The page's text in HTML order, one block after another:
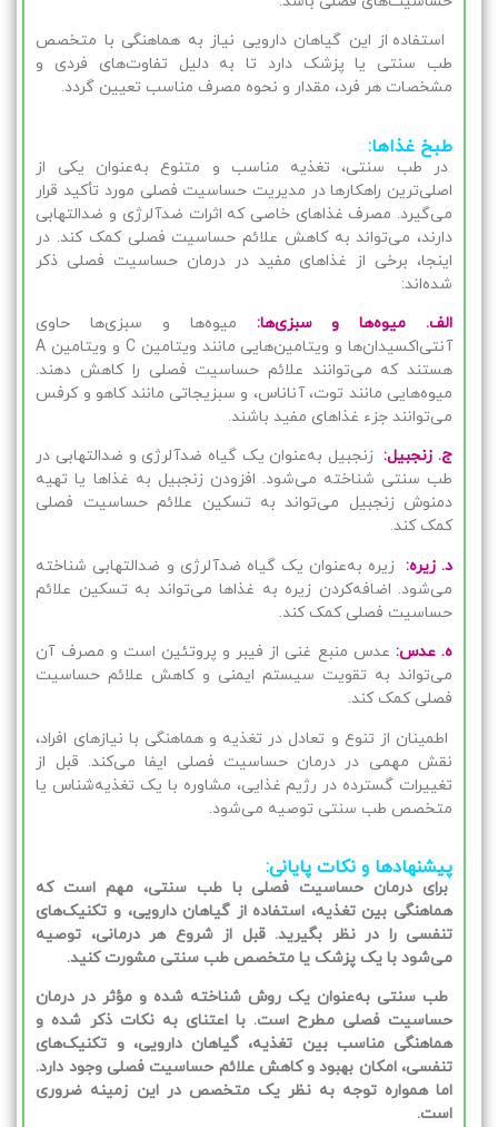
استفاده از این گیاهان دارویی نیاز به هماهنگی با متخصص
طب سنتی یا پزشک دارد تا به دلیل تفاوت‌های فردی و
مشخصات هر فرد، مقدار و نحوه مصرف مناسب تعیین گردد.
طبخ غذاها:
در طب سنتی، تغذیه مناسب و متنوع به‌عنوان یکی از
اصلی‌ترین راهکارها در مدیریت حساسیت فصلی مورد تأکید قرار
می‌گیرد. مصرف غذاهای خاصی که اثرات ضدآلرژی و ضدالتهابی
دارند، می‌تواند به کاهش علائم حساسیت فصلی کمک کند. در
اینجا، برخی از غذاهای مفید در درمان حساسیت فصلی ذکر
شده‌اند:
الف. میوه‌ها و سبزی‌ها:میوه‌ها و سبزی‌ها حاوی
آنتی‌اکسیدان‌ها و ویتامین‌هایی مانند ویتامین C و ویتامین A
هستند که می‌توانند علائم حساسیت فصلی را کاهش دهند.
میوه‌هایی مانند توت، آناناس، و سبزیجاتی مانند کاهو و کرفس
می‌توانند جزء غذاهای مفید باشند.
ج. زنجبیل: زنجبیل به‌عنوان یک گیاه ضدآلرژی و ضدالتهابی در
طب سنتی شناخته می‌شود. افزودن زنجبیل به غذاها یا تهیه
دمنوش زنجبیل می‌تواند به تسکین علائم حساسیت فصلی
کمک کند.
د. زیره: زیره به‌عنوان یک گیاه ضدآلرژی و ضدالتهابی شناخته
می‌شود. اضافه‌کردن زیره به غذاها می‌تواند به تسکین علائم
حساسیت فصلی کمک کند.
ه. عدس:عدس منبع غنی از فیبر و پروتئین است و مصرف آن
می‌تواند به تقویت سیستم ایمنی و کاهش علائم حساسیت
فصلی کمک کند.
اطمینان از تنوع و تعادل در تغذیه و هماهنگی با نیازهای افراد،
نقش مهمی در درمان حساسیت فصلی ایفا می‌کند. قبل از
تغییرات گسترده در رژیم غذایی، مشاوره با یک تغذیه‌شناس یا
متخصص طب سنتی توصیه می‌شود.
پیشنهادها و نکات پایانی:
برای درمان حساسیت فصلی با طب سنتی، مهم است که
هماهنگی بین تغذیه، استفاده از گیاهان دارویی، و تکنیک‌های
تنفسی را در نظر بگیرید. قبل از شروع هر درمانی، توصیه
می‌شود با یک پزشک یا متخصص طب سنتی مشورت کنید.
طب سنتی به‌عنوان یک روش شناخته شده و مؤثر در درمان
حساسیت فصلی مطرح است. با اعتنای به نکات ذکر شده و
هماهنگی مناسب بین تغذیه، گیاهان دارویی، و تکنیک‌های
تنفسی، امکان بهبود و کاهش علائم حساسیت فصلی وجود دارد.
اما همواره توجه به نظر یک متخصص در این زمینه ضروری
است.